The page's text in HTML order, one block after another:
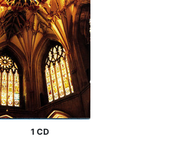
1 CD